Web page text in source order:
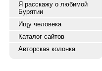
Я расскажу о любимой
Бурятии
Ищу человека
Каталог сайтов
Авторская колонка